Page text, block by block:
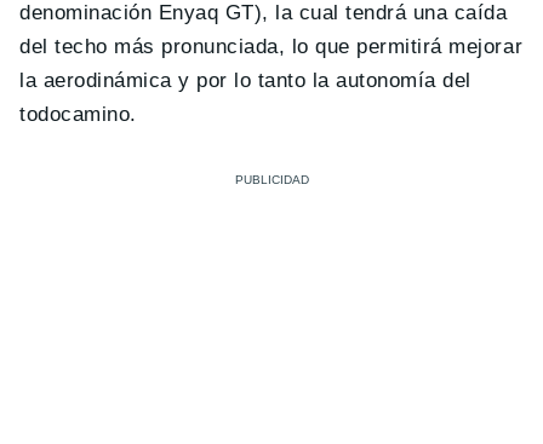
denominación Enyaq GT), la cual tendrá una caída
del techo más pronunciada, lo que permitirá mejorar
la aerodinámica y por lo tanto la autonomía del
todocamino.